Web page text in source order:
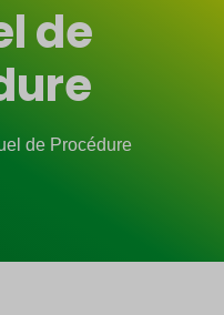
de
de Procédure